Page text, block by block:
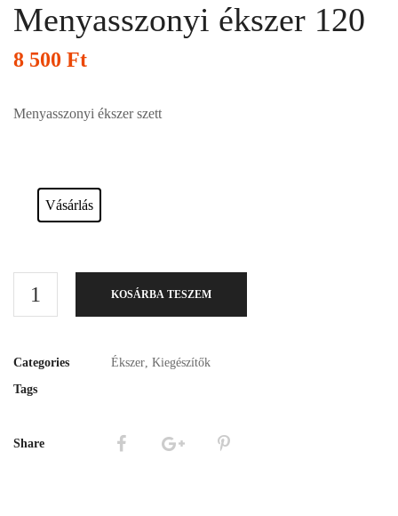
Menyasszonyi ékszer 120
8 500 Ft
Menyasszonyi ékszer szett
Vásárlás
KOSÁRBA TESZEM
Categories Ékszer, Kiegészítők
Tags
Share